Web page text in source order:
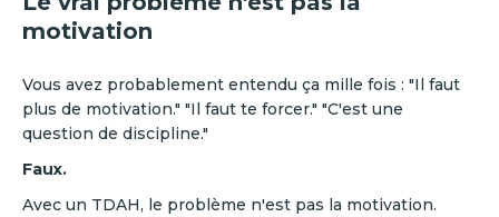
motivation
Vous avez probablement entendu ça mille fois : "Il faut
plus de motivation." "Il faut te forcer." "C'est une
question de discipline."
Faux.
Avec un TDAH, le problème n'est pas la motivation.